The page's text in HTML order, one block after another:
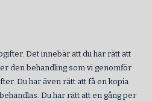
Det innebär att du har rätt att
den behandling som vi genomför
Du har även rätt att få en kopia
Du har rätt att en gång per